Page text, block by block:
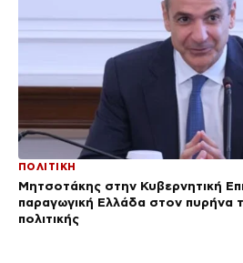
ΠΟΛΙΤΙΚΗ
Μητσοτάκης στην Κυβερνητική
παραγωγική Ελλάδα στον πυρήνα
πολιτικής